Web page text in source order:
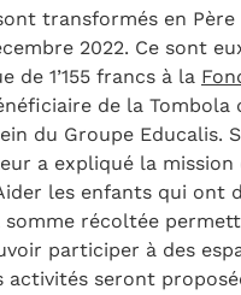
transformés en Père
2022. Ce sont
de 1’155 francs à la
de la Tombola
du Groupe Educalis.
a expliqué la mission
les enfants qui ont
somme récoltée
participer à des
activités seront